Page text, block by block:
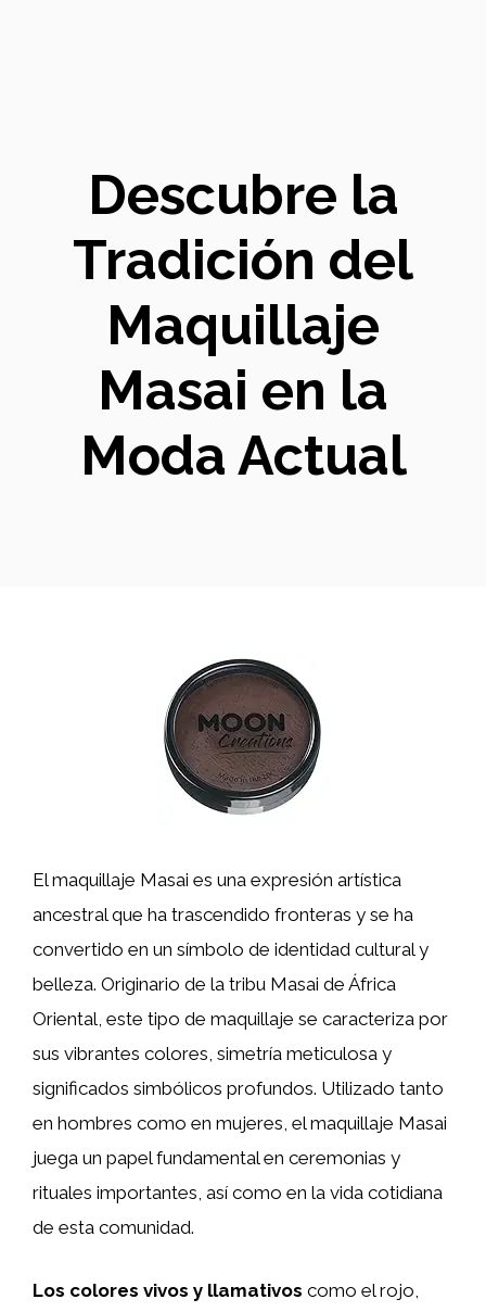
Descubre la
Tradición del
Maquillaje
Masai en la
Moda Actual
El maquillaje Masai es una expresión artística
ancestral que ha trascendido fronteras y se ha
convertido en un símbolo de identidad cultural y
belleza. Originario de la tribu Masai de África
Oriental, este tipo de maquillaje se caracteriza por
sus vibrantes colores, simetría meticulosa y
significados simbólicos profundos. Utilizado tanto
en hombres como en mujeres, el maquillaje Masai
juega un papel fundamental en ceremonias y
rituales importantes, así como en la vida cotidiana
de esta comunidad.
Los colores vivos y llamativos como el rojo,